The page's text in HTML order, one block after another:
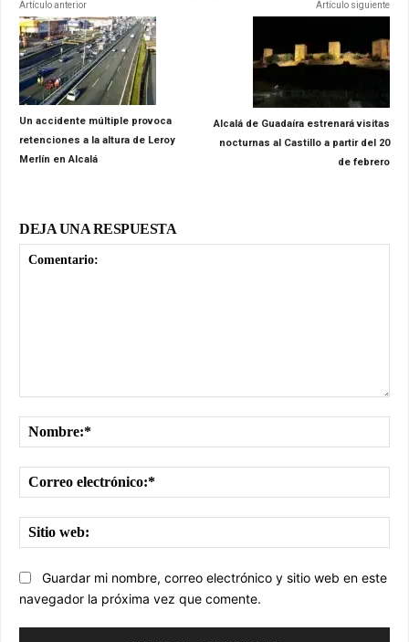
Artículo anterior
Un accidente múltiple provoca
retenciones a la altura de Leroy
Merlín en Alcalá
Artículo siguiente
Alcalá de Guadaíra estrenará visitas
nocturnas al Castillo a partir del 20
de febrero
DEJA UNA RESPUESTA
Guardar mi nombre, correo electrónico y sitio web en este
navegador la próxima vez que comente.